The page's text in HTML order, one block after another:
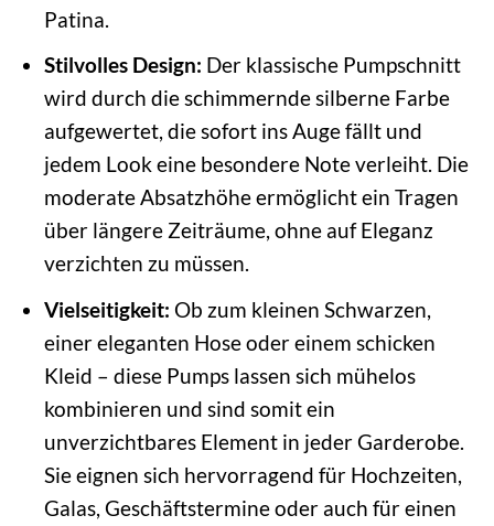
Patina.
Stilvolles Design: Der klassische Pumpschnitt
wird durch die schimmernde silberne Farbe
aufgewertet, die sofort ins Auge fällt und
jedem Look eine besondere Note verleiht. Die
moderate Absatzhöhe ermöglicht ein Tragen
über längere Zeiträume, ohne auf Eleganz
verzichten zu müssen.
Vielseitigkeit: Ob zum kleinen Schwarzen,
einer eleganten Hose oder einem schicken
Kleid – diese Pumps lassen sich mühelos
kombinieren und sind somit ein
unverzichtbares Element in jeder Garderobe.
Sie eignen sich hervorragend für Hochzeiten,
Galas, Geschäftstermine oder auch für einen